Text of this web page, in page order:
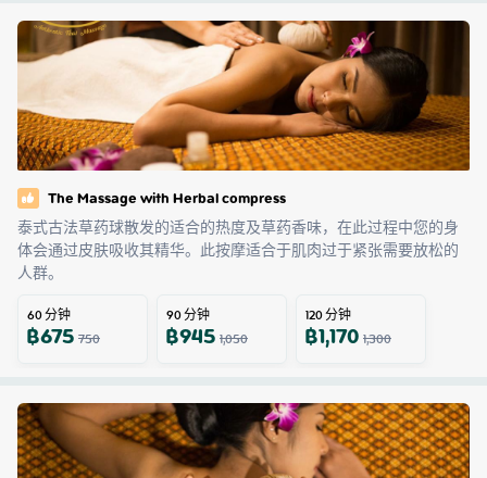
The Massage with Herbal compress
泰式古法草药球散发的适合的热度及草药香味，在此过程中您的身
体会通过皮肤吸收其精华。此按摩适合于肌肉过于紧张需要放松的
人群。
60分钟
฿675750
90分钟
฿9451,050
120分钟
฿1,1701,300